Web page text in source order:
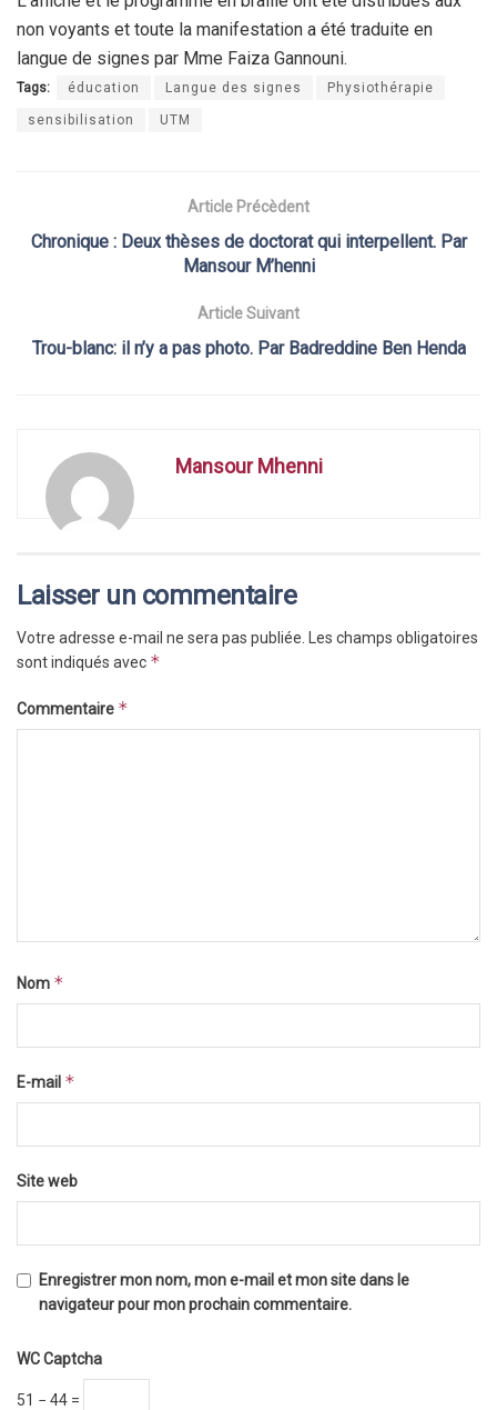
non voyants et toute la manifestation a été traduite en
langue de signes par Mme Faiza Gannouni.
Tags: éducation Langue des signes Physiothérapie
sensibilisation UTM
Article Précèdent
Chronique : Deux thèses de doctorat qui interpellent. Par
Mansour M’henni
Article Suivant
Trou-blanc: il n’y a pas photo. Par Badreddine Ben Henda
Mansour Mhenni
Laisser un commentaire
Votre adresse e-mail ne sera pas publiée.
Les champs obligatoires
sont indiqués avec *
Commentaire *
Nom *
E-mail *
Site web
Enregistrer mon nom, mon e-mail et mon site dans le
navigateur pour mon prochain commentaire.
WC Captcha
51 − 44 =